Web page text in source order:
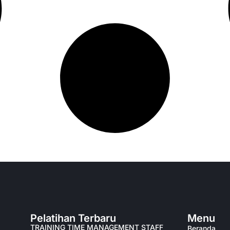
Pelatihan Terbaru
TRAINING TIME MANAGEMENT STAFF
Menu